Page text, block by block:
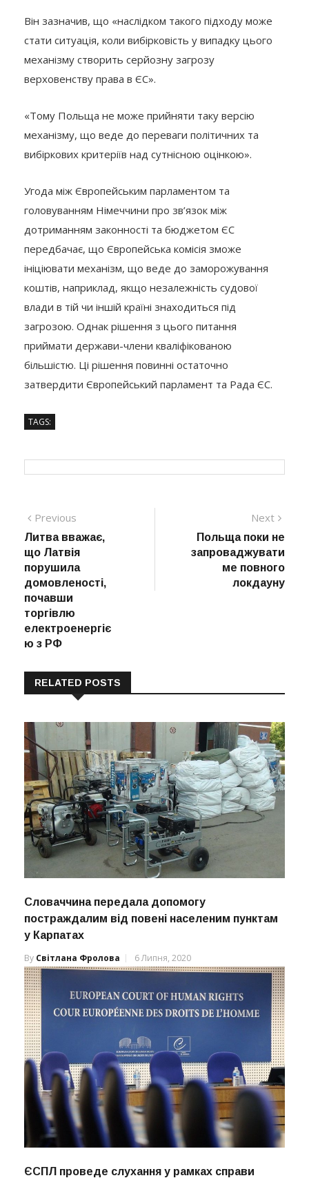
Він зазначив, що «наслідком такого підходу може
стати ситуація, коли вибірковість у випадку цього
механізму створить серйозну загрозу
верховенству права в ЄС».
«Тому Польща не може прийняти таку версію
механізму, що веде до переваги політичних та
вибіркових критеріїв над сутнісною оцінкою».
Угода між Європейським парламентом та
головуванням Німеччини про зв’язок між
дотриманням законності та бюджетом ЄС
передбачає, що Європейська комісія зможе
ініціювати механізм, що веде до заморожування
коштів, наприклад, якщо незалежність судової
влади в тій чи іншій країні знаходиться під
загрозою. Однак рішення з цього питання
приймати держави-члени кваліфікованою
більшістю. Ці рішення повинні остаточно
затвердити Європейський парламент та Рада ЄС.
TAGS:
Навігація
записів
Previous
post:
Литва вважає,
що Латвія
порушила
домовленості,
почавши
торгівлю
електроенергіє
ю з РФ
Next
Польща поки не
запроваджувати
ме повного
локдауну
RELATED POSTS
Словаччина передала допомогу
постраждалим від повені населеним пунктам
у Карпатах
By Світлана Фролова 6 Липня, 2020
ЄСПЛ проведе слухання у рамках справи